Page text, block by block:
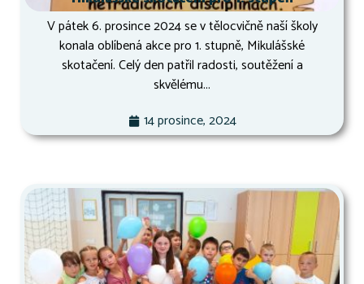
V pátek 6. prosince 2024 se v tělocvičně naší školy
konala oblíbená akce pro 1. stupně, Mikulášské
skotačení. Celý den patřil radosti, soutěžení a
skvělému...
14 prosince, 2024